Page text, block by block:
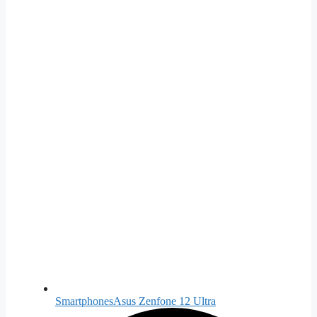
SmartphonesAsus Zenfone 12 Ultra